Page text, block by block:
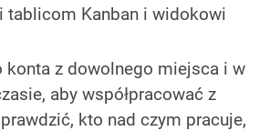
tablicom Kanban i widokowi
konta z dowolnego miejsca i w
aby współpracować z
kto nad czym pracuje,